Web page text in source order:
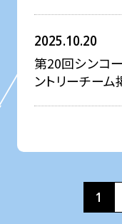
2025.10.20
第20回シンコ
ントリーチーム
1